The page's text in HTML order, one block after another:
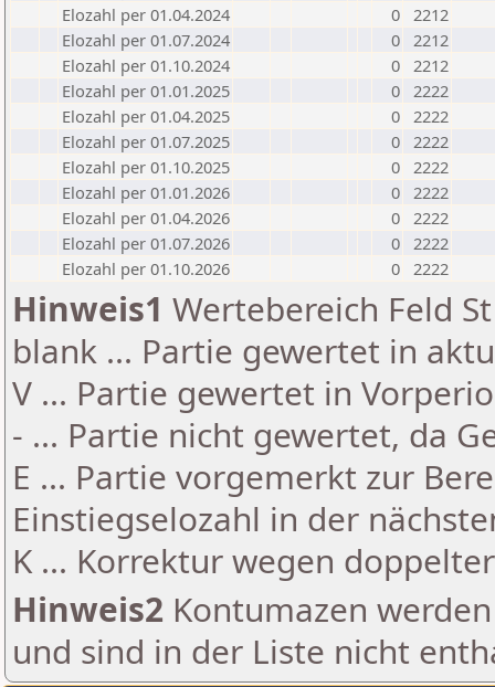
Elozahl per 01.04.2024
0 2212
Elozahl per 01.07.2024
0 2212
Elozahl per 01.10.2024
0 2212
Elozahl per 01.01.2025
0 2222
Elozahl per 01.04.2025
0 2222
Elozahl per 01.07.2025
0 2222
Elozahl per 01.10.2025
0 2222
Elozahl per 01.01.2026
0 2222
Elozahl per 01.04.2026
0 2222
Elozahl per 01.07.2026
0 2222
Elozahl per 01.10.2026
0 2222
Hinweis1 Wertebereich Feld
blank ... Partie gewertet in
V ... Partie gewertet in
- ... Partie nicht gewertet, da
E ... Partie vorgemerkt zur
Einstiegselozahl in der
K ... Korrektur wegen
Hinweis2 Kontumazen
und sind in der Liste nicht